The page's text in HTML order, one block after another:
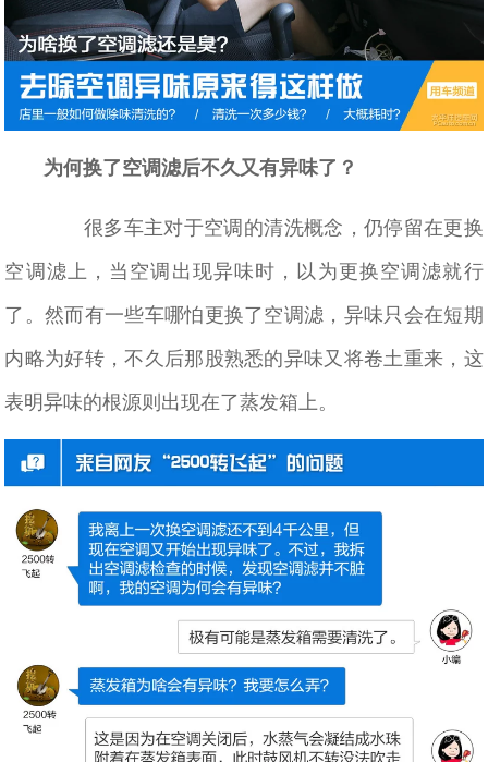
为何换了空调滤后不久又有异味了？
很多车主对于空调的清洗概念，仍停留在更换
空调滤上，当空调出现异味时，以为更换空调滤就行
了。然而有一些车哪怕更换了空调滤，异味只会在短期
内略为好转，不久后那股熟悉的异味又将卷土重来，这
表明异味的根源则出现在了蒸发箱上。